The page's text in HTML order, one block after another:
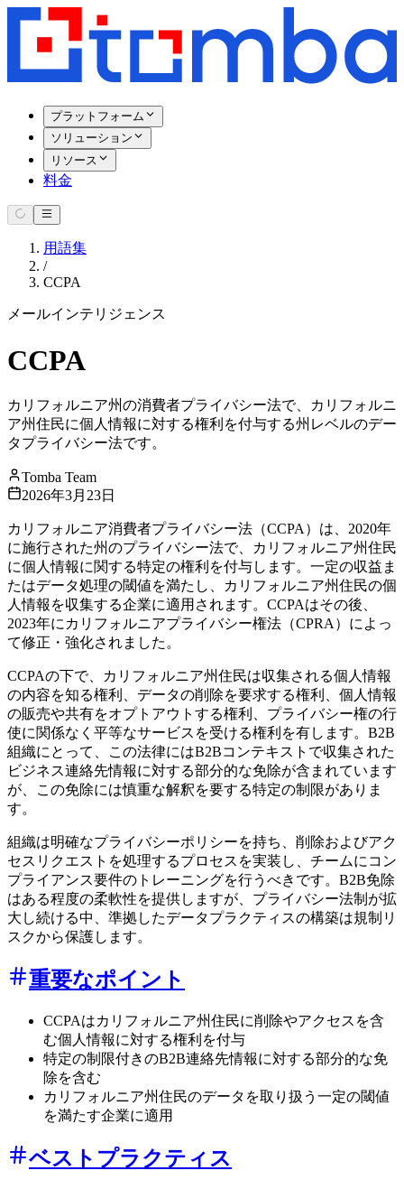
プラットフォーム
ソリューション
リソース
料金
用語集
/
CCPA
メールインテリジェンス
CCPA
カリフォルニア州の消費者プライバシー法で、カリフォルニ
ア州住民に個人情報に対する権利を付与する州レベルのデー
タプライバシー法です。
Tomba Team
2026年3月23日
カリフォルニア消費者プライバシー法（CCPA）は、2020年
に施行された州のプライバシー法で、カリフォルニア州住民
に個人情報に関する特定の権利を付与します。一定の収益ま
たはデータ処理の閾値を満たし、カリフォルニア州住民の個
人情報を収集する企業に適用されます。CCPAはその後、
2023年にカリフォルニアプライバシー権法（CPRA）によっ
て修正・強化されました。
CCPAの下で、カリフォルニア州住民は収集される個人情報
の内容を知る権利、データの削除を要求する権利、個人情報
の販売や共有をオプトアウトする権利、プライバシー権の行
使に関係なく平等なサービスを受ける権利を有します。B2B
組織にとって、この法律にはB2Bコンテキストで収集された
ビジネス連絡先情報に対する部分的な免除が含まれています
が、この免除には慎重な解釈を要する特定の制限がありま
す。
組織は明確なプライバシーポリシーを持ち、削除およびアク
セスリクエストを処理するプロセスを実装し、チームにコン
プライアンス要件のトレーニングを行うべきです。B2B免除
はある程度の柔軟性を提供しますが、プライバシー法制が拡
大し続ける中、準拠したデータプラクティスの構築は規制リ
スクから保護します。
重要なポイント
CCPAはカリフォルニア州住民に削除やアクセスを含
む個人情報に対する権利を付与
特定の制限付きのB2B連絡先情報に対する部分的な免
除を含む
カリフォルニア州住民のデータを取り扱う一定の閾値
を満たす企業に適用
ベストプラクティス